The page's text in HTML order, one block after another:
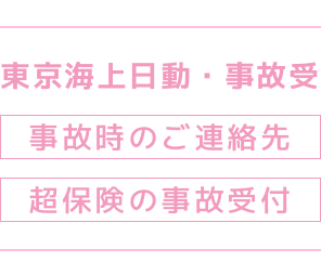
東京海上日動・事故
事故時のご連絡先
超保険の事故受付